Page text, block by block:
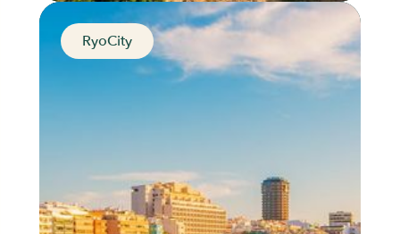
Capital of the Nasrid
Distance
RyoCity